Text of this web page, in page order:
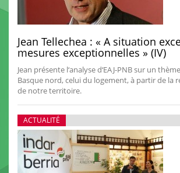
Jean Tellechea : « A situation
mesures exceptionnelles » (IV)
Jean présente l‘analyse d‘EAJ-PNB sur un
Basque nord, celui du logement, à partir de la
de notre territoire.
ACTUALITÉ